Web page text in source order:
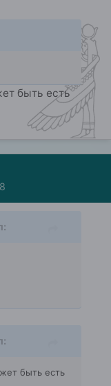
быть есть
быть есть